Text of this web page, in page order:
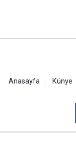
Anasayfa Künye